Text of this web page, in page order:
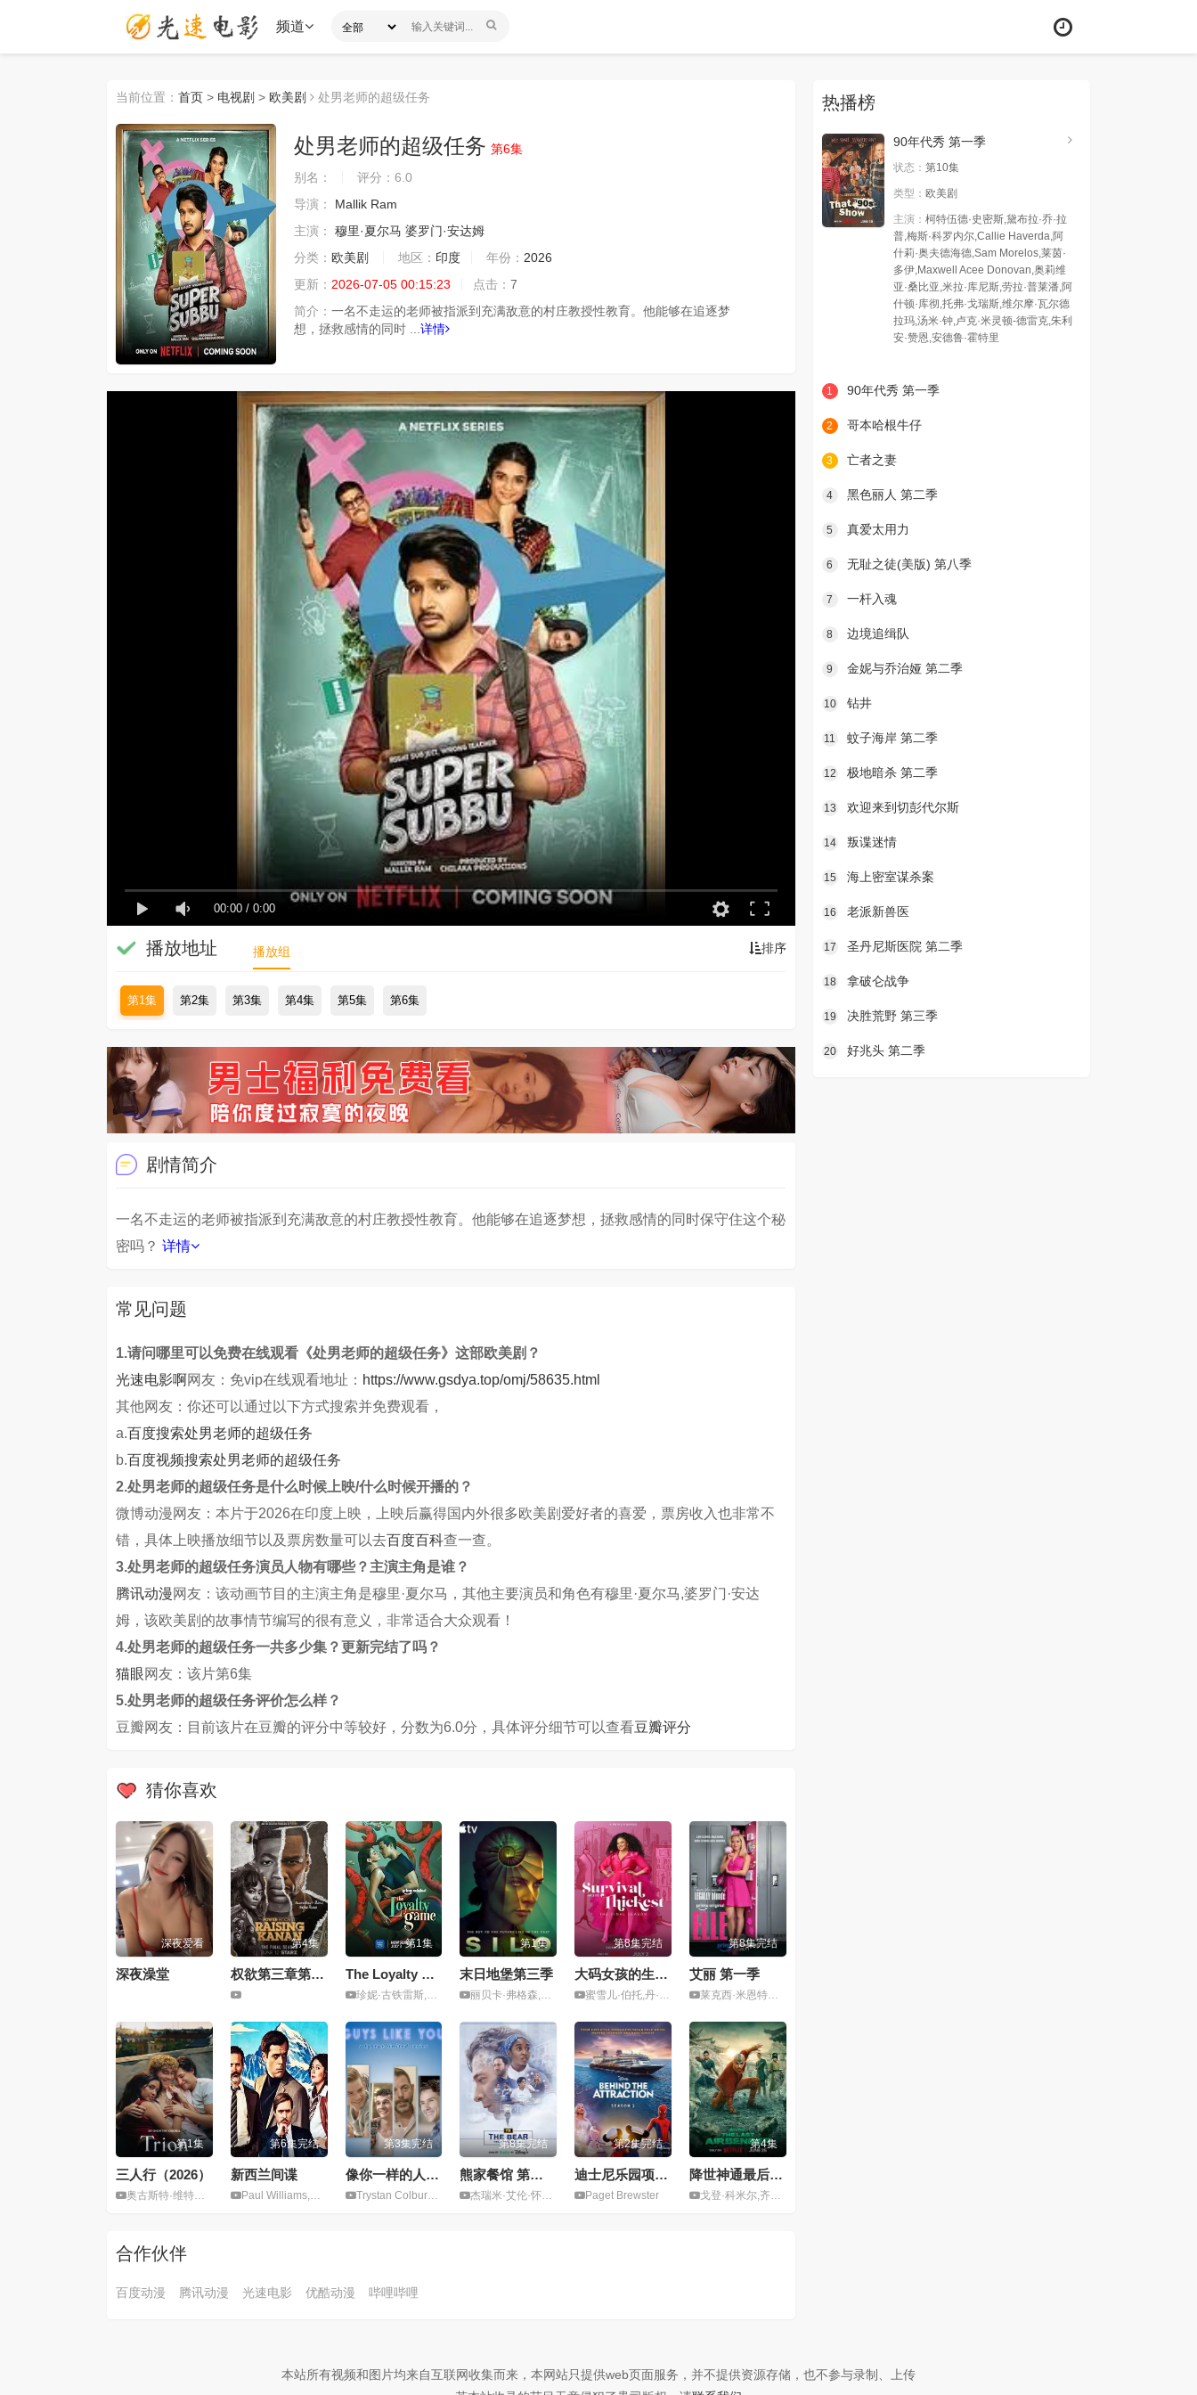
频道
当前位置： 首页 > 电视剧 > 欧美剧 处男老师的超级任务
处男老师的超级任务 第6集
别名：
评分： 6.0
导演：
Mallik Ram
主演：
穆里·夏尔马 婆罗门·安达姆
分类： 欧美剧 地区： 印度 年份： 2026
更新： 2026-07-05 00:15:23 点击： 7
简介： 一名不走运的老师被指派到充满敌意的村庄教授性教育。他能够在追逐梦
想，拯救感情的同时 ... 详情
00:00 / 0:00
排序
播放地址 播放组
第1集 第2集 第3集 第4集 第5集 第6集
剧情简介
一名不走运的老师被指派到充满敌意的村庄教授性教育。他能够在追逐梦想，拯救感情的同时保守住这个秘
密吗？ 详情
常见问题
1.请问哪里可以免费在线观看《处男老师的超级任务》这部欧美剧？
光速电影啊网友：免vip在线观看地址： https://www.gsdya.top/omj/58635.html
其他网友：你还可以通过以下方式搜索并免费观看，
a.百度搜索处男老师的超级任务
b.百度视频搜索处男老师的超级任务
2.处男老师的超级任务是什么时候上映/什么时候开播的？
微博动漫网友：本片于2026在印度上映，上映后赢得国内外很多欧美剧爱好者的喜爱，票房收入也非常不
错，具体上映播放细节以及票房数量可以去百度百科查一查。
3.处男老师的超级任务演员人物有哪些？主演主角是谁？
腾讯动漫网友：该动画节目的主演主角是穆里·夏尔马，其他主要演员和角色有穆里·夏尔马,婆罗门·安达
姆，该欧美剧的故事情节编写的很有意义，非常适合大众观看！
4.处男老师的超级任务一共多少集？更新完结了吗？
猫眼网友：该片第6集
5.处男老师的超级任务评价怎么样？
豆瓣网友：目前该片在豆瓣的评分中等较好，分数为6.0分，具体评分细节可以查看豆瓣评分
猜你喜欢
深夜爱看
深夜澡堂
第4集
权欲第三章第五季
第1集
The Loyalty Game
珍妮·古铁雷斯,杰里科·罗萨雷斯
第1集
末日地堡第三季
丽贝卡·弗格森,科曼
第8集完结
大码女孩的生存之道第三季
蜜雪儿·伯托,丹·安博尔,嘉丝莉·毕薇斯
第8集完结
艾丽 第一季
莱克西·米恩特里,艾米·皮特兹,钱德勒·金尼,艾米·古德默菲
第1集
三人行（2026）
奥古斯特·维特根斯坦,菲力克斯·桑德曼
第6集完结
新西兰间谍
Paul Williams,罗丝·马塔费奥
第3集完结
像你一样的人们 第一季
Trystan Colburn,Chuck Saculla
第8集完结
熊家餐馆 第五季
杰瑞米·艾伦·怀特,艾邦·摩斯-巴克拉赫
第2集完结
迪士尼乐园项目大起底 第三季
Paget Brewster
第4集
降世神通最后的气宗 第二季
戈登·科米尔,齐亚文提奥,
合作伙伴
百度动漫 腾讯动漫 光速电影 优酷动漫 哔哩哔哩
热播榜
90年代秀 第一季
状态： 第10集
类型： 欧美剧
主演： 柯特伍德·史密斯,黛布拉·乔·拉
普,梅斯·科罗内尔,Callie Haverda,阿
什莉·奥夫德海德,Sam Morelos,莱茵·
多伊,Maxwell Acee Donovan,奥莉维
亚·桑比亚,米拉·库尼斯,劳拉·普莱潘,阿
什顿·库彻,托弗·戈瑞斯,维尔摩·瓦尔德
拉玛,汤米·钟,卢克·米灵顿-德雷克,朱利
安·赞恩,安德鲁·霍特里
1 90年代秀 第一季
2 哥本哈根牛仔
3 亡者之妻
4 黑色丽人 第二季
5 真爱太用力
6 无耻之徒(美版) 第八季
7 一杆入魂
8 边境追缉队
9 金妮与乔治娅 第二季
10 钻井
11 蚊子海岸 第二季
12 极地暗杀 第二季
13 欢迎来到切彭代尔斯
14 叛谍迷情
15 海上密室谋杀案
16 老派新兽医
17 圣丹尼斯医院 第二季
18 拿破仑战争
19 决胜荒野 第三季
20 好兆头 第二季
本站所有视频和图片均来自互联网收集而来，本网站只提供web页面服务，并不提供资源存储，也不参与录制、上传